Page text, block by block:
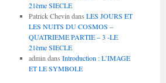
21ème SIECLE
Patrick Chevin dans LES JOURS ET
LES NUITS DU COSMOS –
QUATRIEME PARTIE – 3 -LE
21ème SIECLE
admin dans Introduction : L’IMAGE
ET LE SYMBOLE